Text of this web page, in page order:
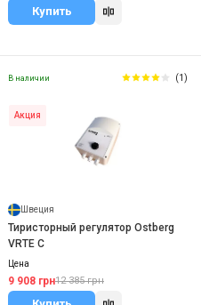
Купить
В наличии (1)
Акция
Швеция
Тиристорный регулятор Ostberg
VRTE C
Цена
9 908 грн12 385 грн